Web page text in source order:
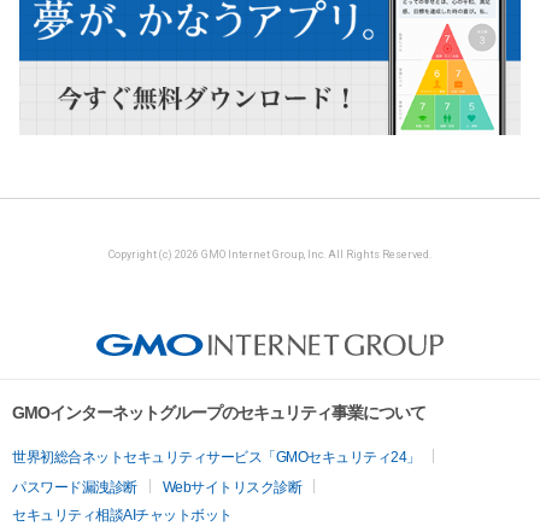
Copyright (c) 2026 GMO Internet Group, Inc. All Rights Reserved.
GMOインターネットグループのセキュリティ事業について
世界初総合ネットセキュリティサービス「GMOセキュリティ24」
パスワード漏洩診断
Webサイトリスク診断
セキュリティ相談AIチャットボット